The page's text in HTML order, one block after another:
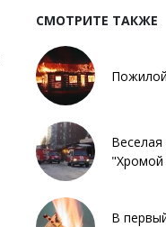
СМОТРИТЕ ТАКЖЕ
В